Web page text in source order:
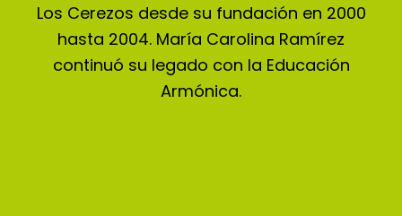
Los Cerezos desde su fundación en 2000
hasta 2004. María Carolina Ramírez
continuó su legado con la Educación
Armónica.